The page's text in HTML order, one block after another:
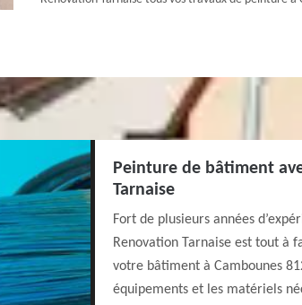
Peinture de bâtiment
Tarnaise
Fort de plusieurs années
Renovation Tarnaise est tout à
votre bâtiment à Cambounes
équipements et les matériels